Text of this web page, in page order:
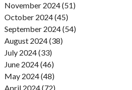
November 2024 (51)
October 2024 (45)
September 2024 (54)
August 2024 (38)
July 2024 (33)
June 2024 (46)
May 2024 (48)
April 2024 (72)